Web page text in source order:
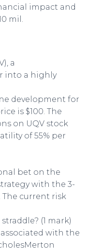
impact and
mil.
a
into a highly
development for
is $100. The
on UQV stock
of 55% per
bet on the
with the 3-
current risk
(1 mark)
with the